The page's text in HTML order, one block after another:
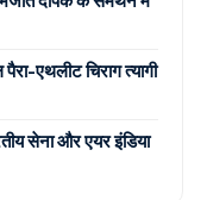
एथलीट चिराग त्यागी
सेना और एयर इंडिया